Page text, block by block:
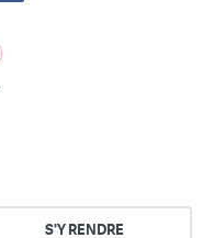
S'Y RENDRE